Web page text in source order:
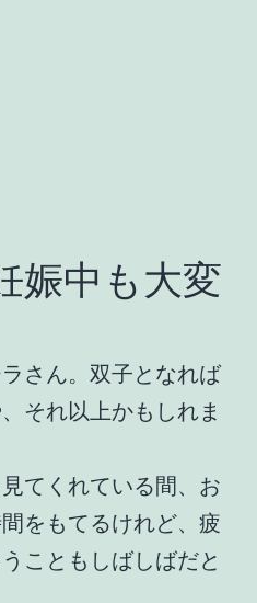
娠中も大変
さん。双子となれば
それ以上かもしれま
てくれている間、お
をもてるけれど、疲
こともしばしばだと